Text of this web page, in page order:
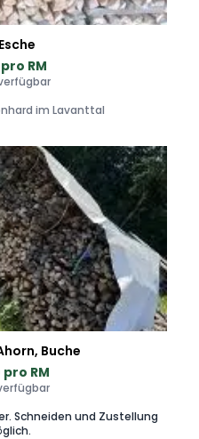
RM
im Lavanttal
Buche
pro RM
Schneiden und Zustellung